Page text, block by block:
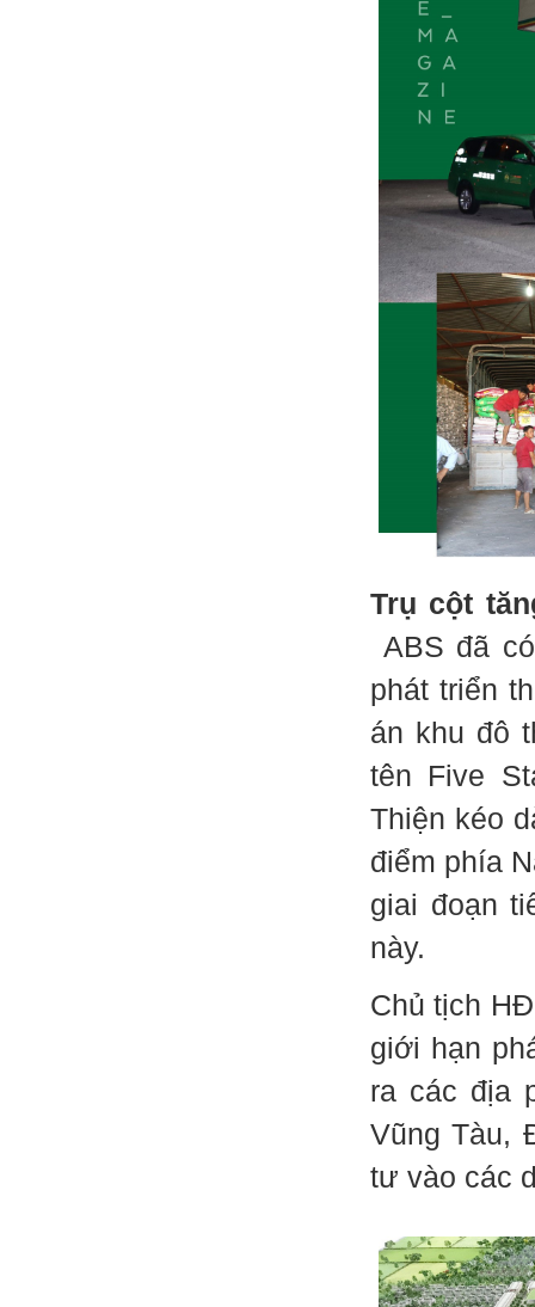
Trụ cột
ABS đã
phát triển
án khu đô
tên Five
Thiện kéo
điểm phía
giai đoạn
này.
Chủ tịch
giới hạn
ra các địa
Vũng Tàu,
tư vào các